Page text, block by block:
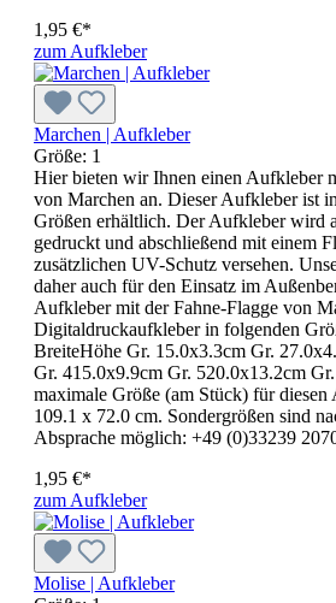
1,95 €*
zum Aufkleber
Marchen | Aufkleber
Größe: 1
Hier bieten wir Ihnen einen Aufkleber
von Marchen an. Dieser Aufkleber ist
Größen erhältlich. Der Aufkleber wird
gedruckt und abschließend mit einem
zusätzlichen UV-Schutz versehen.
daher auch für den Einsatz im
Aufkleber mit der Fahne-Flagge von
Digitaldruckaufkleber in folgenden
BreiteHöhe Gr. 15.0x3.3cm Gr.
Gr. 415.0x9.9cm Gr. 520.0x13.2cm
maximale Größe (am Stück) für diesen
109.1 x 72.0 cm. Sondergrößen sind
Absprache möglich: +49 (0)33239
1,95 €*
zum Aufkleber
Molise | Aufkleber